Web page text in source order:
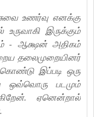
உணர்வு எனக்கு
இருக்கும்
- ஆக்ஷன் அதிகம்
தலைமுறையினர்
இப்படி ஒரு
ஒவ்வொரு படமும்
ஏனென்றால்